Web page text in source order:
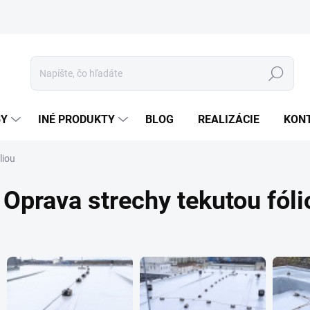
Hľadať
INÉ PRODUKTY BLOG REALIZÁCIE
Oprava strechy tekutou